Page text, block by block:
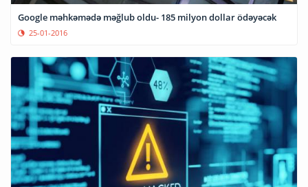
Google məhkəmədə məğlub oldu- 185 milyon dollar ödəyəcək
25-01-2016